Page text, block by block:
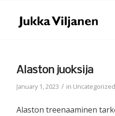
Alaston juoksija
January 1, 2023 / in Uncategorized
Alaston treenaaminen